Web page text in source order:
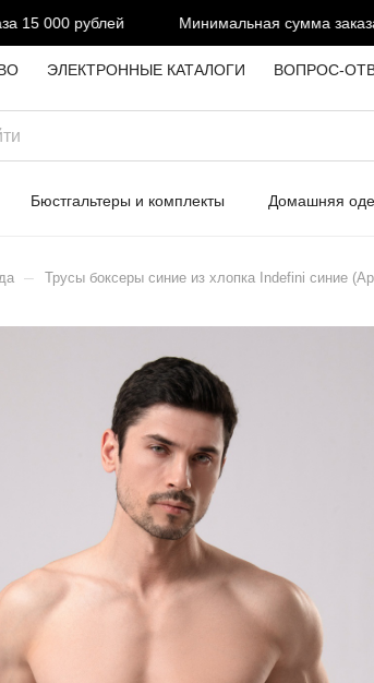
000 рублей Минимальная сумма заказа
ЭЛЕКТРОННЫЕ КАТАЛОГИ ВОПРОС-
Бюстгальтеры и комплекты Домашняя
– Трусы боксеры синие из хлопка Indefini синие